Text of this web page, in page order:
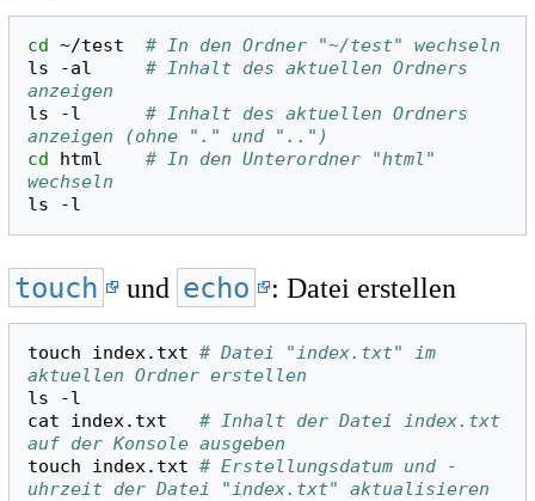
cd ~/test
# In den Ordner "~/test" wechseln
ls
-al
# Inhalt des aktuellen Ordners
anzeigen
ls
-l
# Inhalt des aktuellen Ordners
anzeigen (ohne "." und "..")
cd
html
# In den Unterordner "html"
wechseln
ls
touch und echo : Datei erstellen
touch index.txt # Datei "index.txt" im
aktuellen Ordner erstellen
ls
-l
cat
index.txt
# Inhalt der Datei index.txt
auf der Konsole ausgeben
touch
index.txt # Erstellungsdatum und -
uhrzeit der Datei "index.txt" aktualisieren